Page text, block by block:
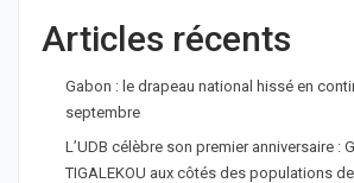
Articles récents
Gabon : le drapeau national hissé en
septembre
L’UDB célèbre son premier anniversaire :
TIGALEKOU aux côtés des populations